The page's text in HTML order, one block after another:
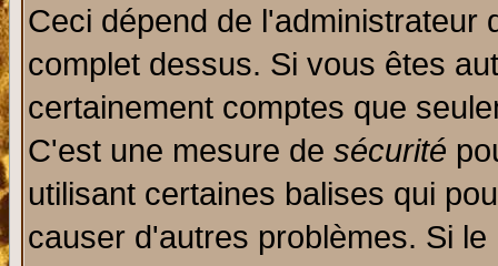
Ceci dépend de l'administrateur
complet dessus. Si vous êtes
certainement comptes que
C'est une mesure de sécurité
utilisant certaines balises qui
causer d'autres problèmes. Si